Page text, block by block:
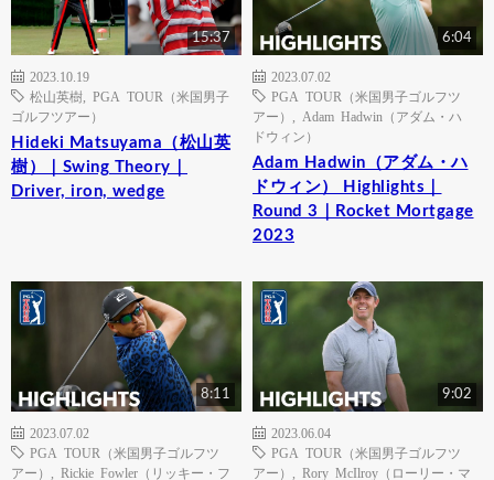
15:37
2023.10.19
松山英樹
PGA TOUR（米国男子
ゴルフツアー）
Hideki Matsuyama（松山英
樹）｜Swing Theory｜
Driver, iron, wedge
6:04
2023.07.02
PGA TOUR（米国男子ゴルフツ
アー）
Adam Hadwin（アダム・ハ
ドウィン）
Adam Hadwin（アダム・ハ
ドウィン） Highlights｜
Round 3｜Rocket Mortgage
2023
8:11
2023.07.02
PGA TOUR（米国男子ゴルフツ
アー）
Rickie Fowler（リッキー・フ
9:02
2023.06.04
PGA TOUR（米国男子ゴルフツ
アー）
Rory McIlroy（ローリー・マ